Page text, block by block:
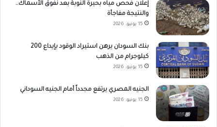
إعلان فحص مياه بحيرة النوبة بعد نفوق الأسماك..
والنتيجة مفاجأة
15 يونيو، 2026
بنك السودان يرهن استيراد الوقود بإيداع 200
كيلوجرام من الذهب
15 يونيو، 2026
الجنيه المصري يرتفع مجدداً أمام الجنيه السوداني
15 يونيو، 2026